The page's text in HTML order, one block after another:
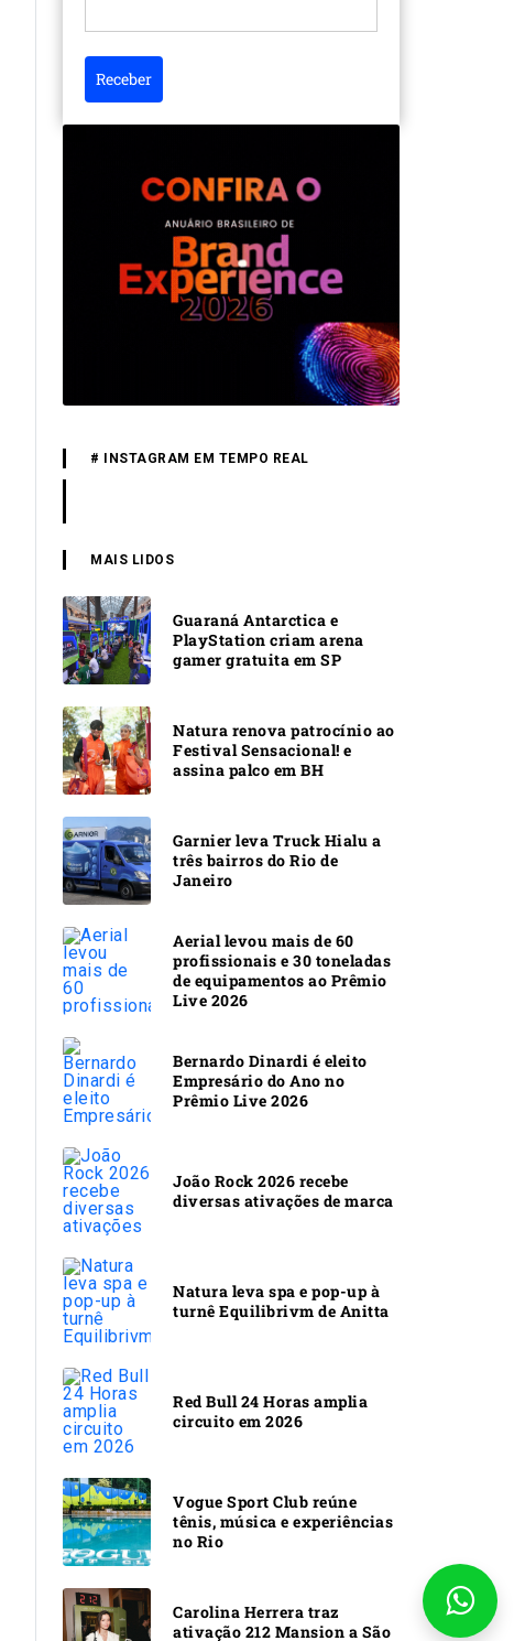
Receber
# INSTAGRAM EM TEMPO REAL
MAIS LIDOS
Guaraná Antarctica e
PlayStation criam arena
gamer gratuita em SP
Natura renova patrocínio ao
Festival Sensacional! e
assina palco em BH
Garnier leva Truck Hialu a
três bairros do Rio de
Janeiro
Aerial levou mais de 60
profissionais e 30 toneladas
de equipamentos ao Prêmio
Live 2026
Bernardo Dinardi é eleito
Empresário do Ano no
Prêmio Live 2026
João Rock 2026 recebe
diversas ativações de marca
Natura leva spa e pop-up à
turnê Equilibrivm de Anitta
Red Bull 24 Horas amplia
circuito em 2026
Vogue Sport Club reúne
tênis, música e experiências
no Rio
Carolina Herrera traz
ativação 212 Mansion a São